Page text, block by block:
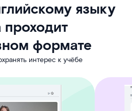
языку
проходит
формате
интерес к учёбе